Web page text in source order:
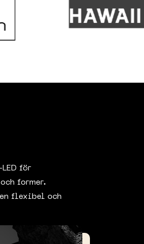
för
former.
flexibel och